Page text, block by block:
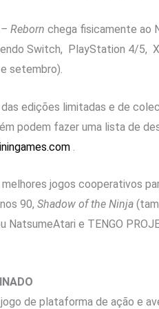
Reborn chega fisicamente ao
Switch, PlayStation 4/5,
setembro).
edições limitadas e de
podem fazer uma lista de
iningames.com.
jogos cooperativos
90, Shadow of the Ninja
NatsumeAtari e TENGO
de plataforma de ação e